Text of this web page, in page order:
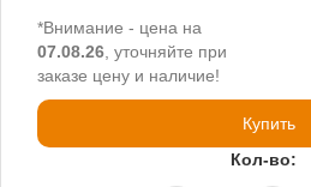
*Внимание - цена на
07.08.26 , уточняйте при
заказе цену и наличие!
Купить
Кол-во: